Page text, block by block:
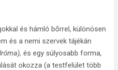
és hámló bőrrel, különösen
és a nemi szervek tájékán
és egy súlyosabb forma,
okozza (a testfelület több